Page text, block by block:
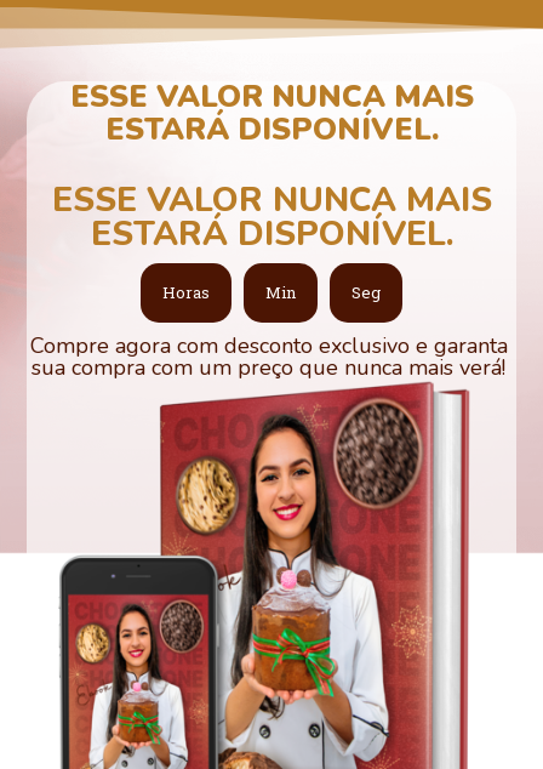
ESSE VALOR NUNCA MAIS
ESTARÁ DISPONÍVEL.
ESSE VALOR NUNCA MAIS
ESTARÁ DISPONÍVEL.
Horas Min Seg
Compre agora com desconto exclusivo e garanta
sua compra com um preço que nunca mais verá!